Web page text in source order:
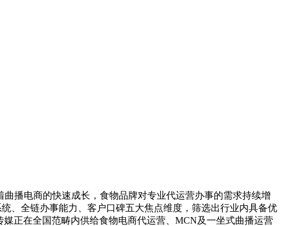
播电商的快速成长，食物品牌对专业代运营办事的需求持续增
、全链办事能力、客户口碑五大焦点维度，筛选出行业内具备优
正在全国范畴内供给食物电商代运营、MCN及一坐式曲播运营